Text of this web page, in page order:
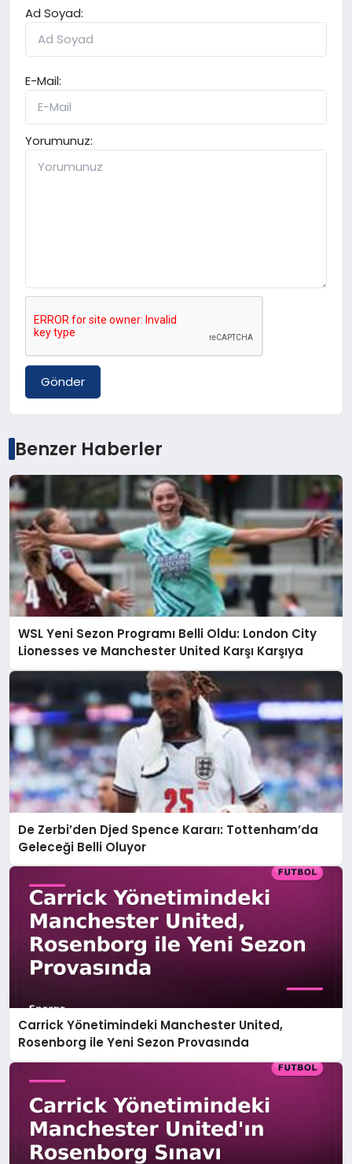
Ad Soyad:
E-Mail:
Yorumunuz:
Gönder
Benzer Haberler
WSL Yeni Sezon Programı Belli Oldu: London City
Lionesses ve Manchester United Karşı Karşıya
De Zerbi’den Djed Spence Kararı: Tottenham’da
Geleceği Belli Oluyor
Carrick Yönetimindeki Manchester United,
Rosenborg ile Yeni Sezon Provasında